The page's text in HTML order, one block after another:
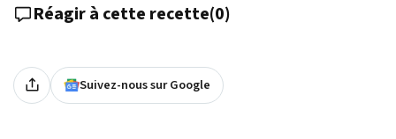
Réagir à cette recette(0)
Suivez-nous sur Google